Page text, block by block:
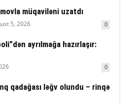
müqaviləni uzatdı
5, 2026 0
ayrılmağa hazırlaşır:
0
qadağası ləğv olundu – rinqə